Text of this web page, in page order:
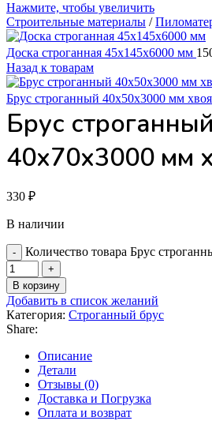
Нажмите, чтобы увеличить
Строительные материалы /
Доска строганная 45х145х6000 мм
Назад к товарам
Брус строганный 40х50х3000 мм хвоя
Брус строганный
40х70х3000 мм
330 ₽
В наличии
Количество товара Брус
В корзину
Добавить в список желаний
Категория: Строганный брус
Share:
Описание
Детали
Отзывы (0)
Доставка и Погрузка
Оплата и возврат